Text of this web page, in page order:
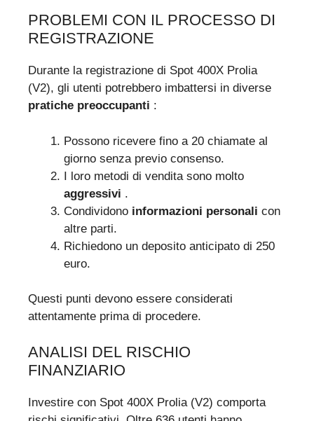
PROBLEMI CON IL PROCESSO DI
REGISTRAZIONE
Durante la registrazione di Spot 400X Prolia
(V2), gli utenti potrebbero imbattersi in diverse
pratiche preoccupanti :
Possono ricevere fino a 20 chiamate al
giorno senza previo consenso.
I loro metodi di vendita sono molto
aggressivi .
Condividono informazioni personali con
altre parti.
Richiedono un deposito anticipato di 250
euro.
Questi punti devono essere considerati
attentamente prima di procedere.
ANALISI DEL RISCHIO
FINANZIARIO
Investire con Spot 400X Prolia (V2) comporta